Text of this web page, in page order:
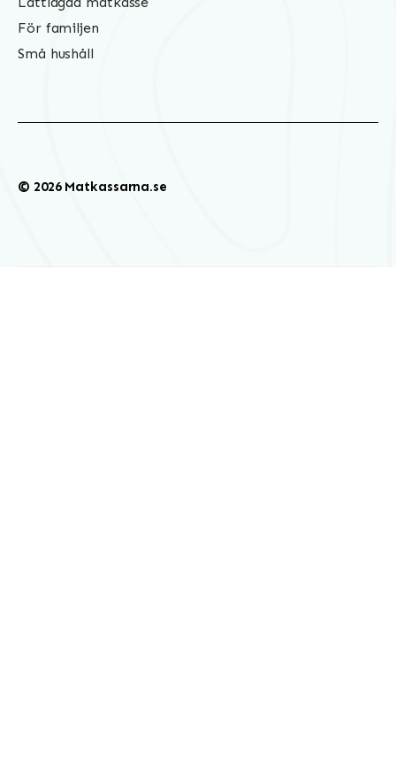
För familjen
Små hushåll
© 2026 Matkassarna.se